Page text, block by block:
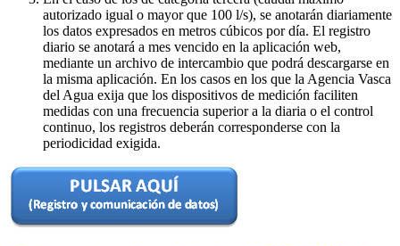
autorizado igual o mayor que 100 l/s), se anotarán diariamente
los datos expresados en metros cúbicos por día. El registro
diario se anotará a mes vencido en la aplicación web,
mediante un archivo de intercambio que podrá descargarse en
la misma aplicación. En los casos en los que la Agencia Vasca
del Agua exija que los dispositivos de medición faciliten
medidas con una frecuencia superior a la diaria o el control
continuo, los registros deberán corresponderse con la
periodicidad exigida.